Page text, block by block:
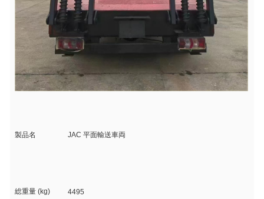
製品名 JAC 平面輸送車両
総重量 (kg) 4495